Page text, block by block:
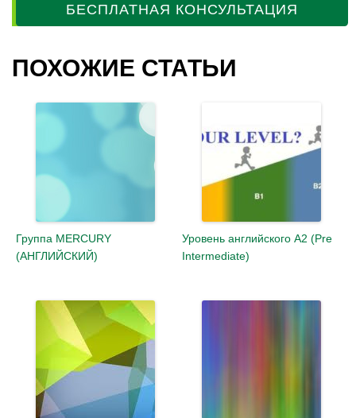
БЕСПЛАТНАЯ КОНСУЛЬТАЦИЯ
ПОХОЖИЕ СТАТЬИ
Группа MERCURY
(АНГЛИЙСКИЙ)
Уровень английского А2 (Pre
Intermediate)